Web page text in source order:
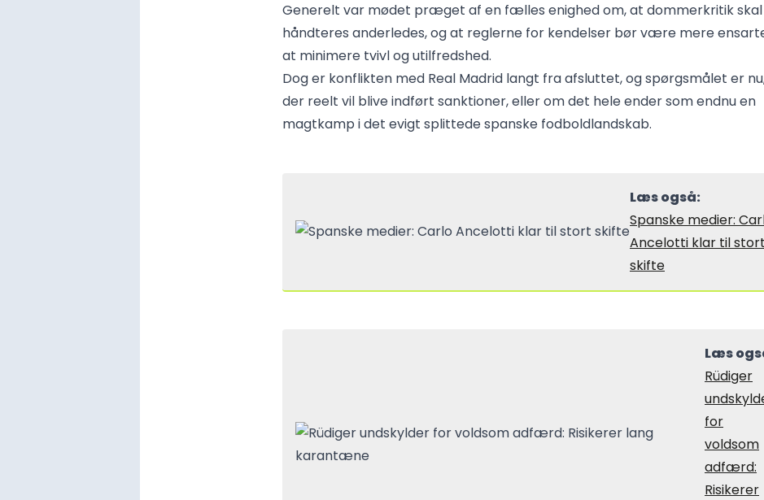
Generelt var mødet præget af en fælles enighed om, at dommerkritik skal
håndteres anderledes, og at reglerne for kendelser bør være mere
at minimere tvivl og utilfredshed.
Dog er konflikten med Real Madrid langt fra afsluttet, og spørgsmålet er
der reelt vil blive indført sanktioner, eller om det hele ender som endnu en
magtkamp i det evigt splittede spanske fodboldlandskab.
Læs også:
Spanske medier:
Ancelotti klar til stort
skifte
Læs
Rüdiger
for
voldsom
adfærd:
Risikerer